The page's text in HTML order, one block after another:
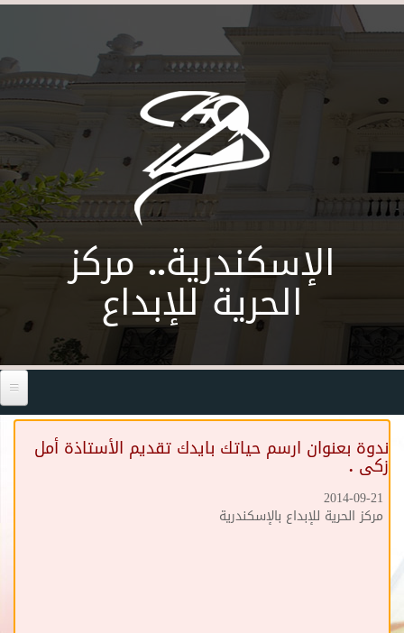
Skip to main content
الإسكندرية.. مركز
الحرية للإبداع
ندوة بعنوان ارسم حياتك بايدك تقديم الأستاذة أمل
زكى .
2014-09-21
مركز الحرية للإبداع بالإسكندرية